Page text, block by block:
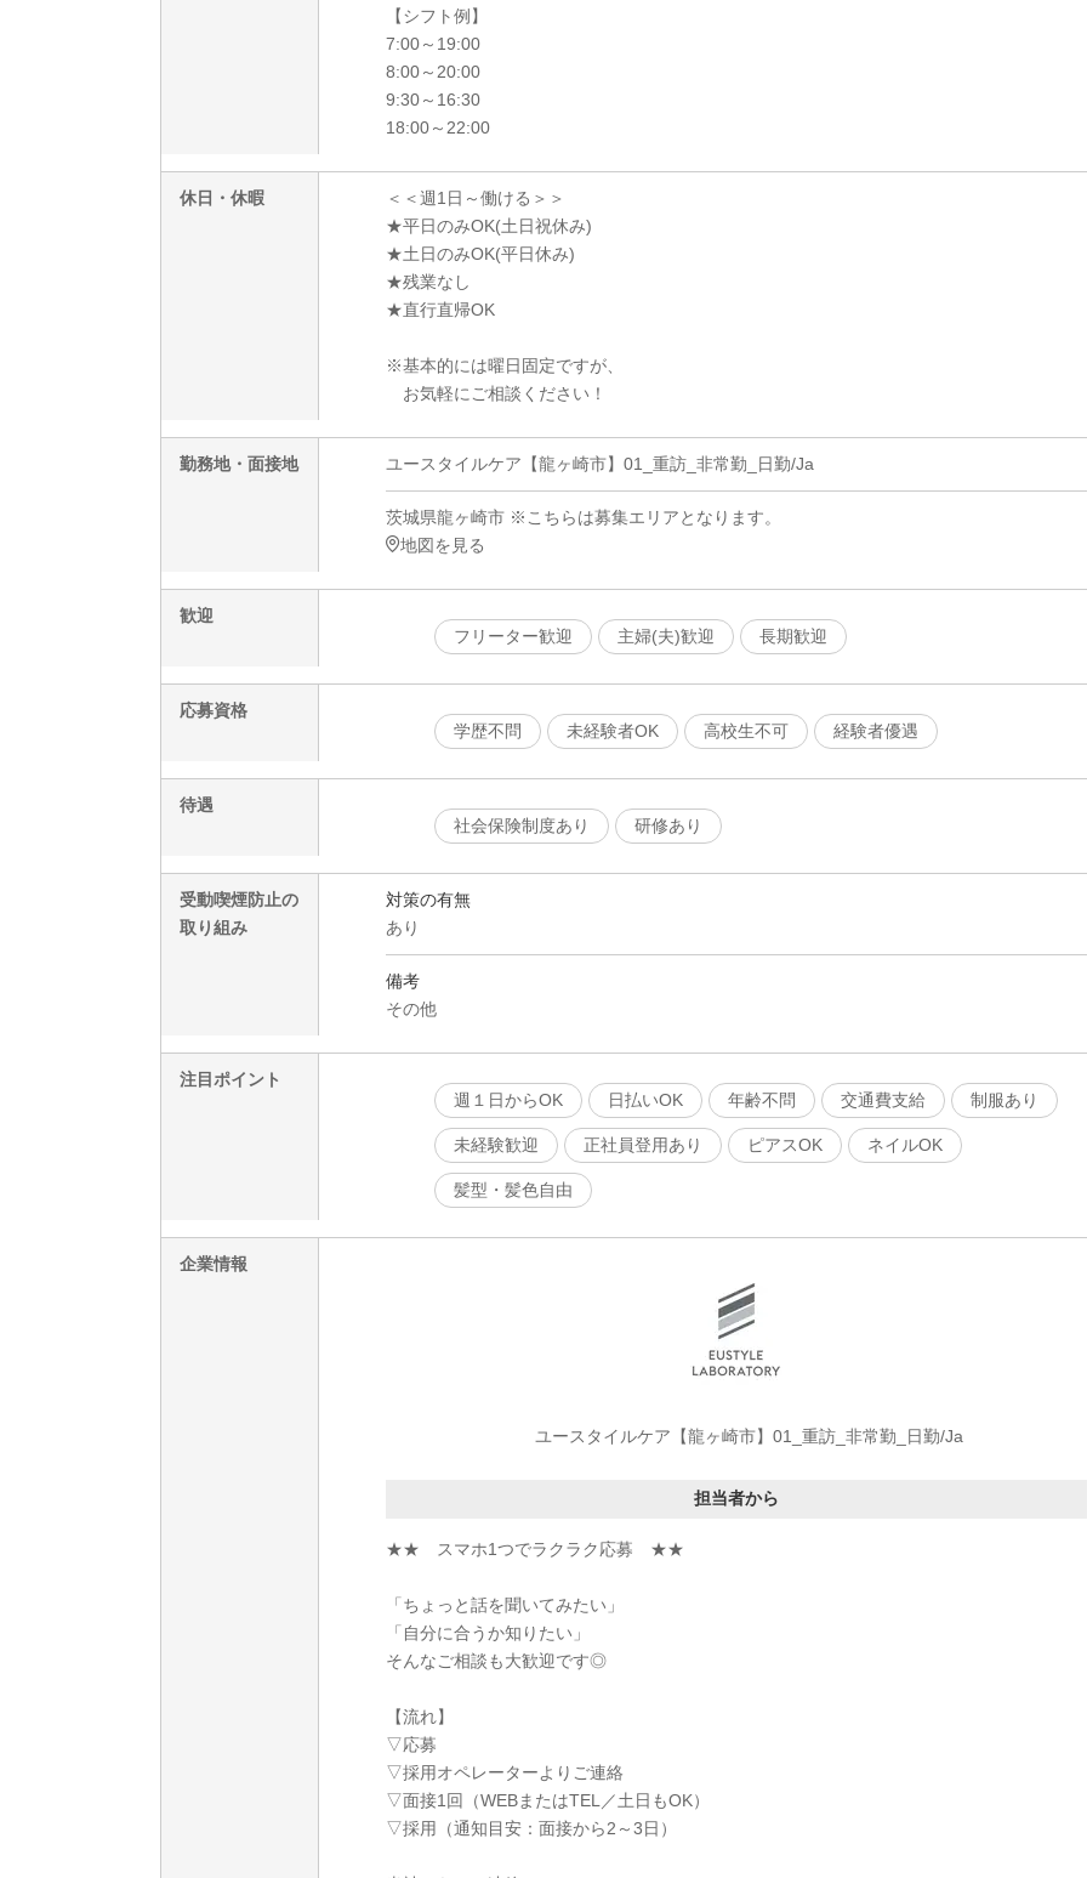
【シフト例】
7:00～19:00
8:00～20:00
9:30～16:30
18:00～22:00
休日・休暇
＜＜週1日～働ける＞＞
★平日のみOK(土日祝休み)
★土日のみOK(平日休み)
★残業なし
★直行直帰OK
※基本的には曜日固定ですが、
お気軽にご相談ください！
勤務地・面接地 ユースタイルケア【龍ヶ崎市】01_重訪_非常勤_日勤/Ja
茨城県龍ヶ崎市 ※こちらは募集エリアとなります。
地図を見る
歓迎
フリーター歓迎
主婦(夫)歓迎 長期歓迎
応募資格
学歴不問
未経験者OK 高校生不可 経験者優遇
待遇
社会保険制度あり
研修あり
受動喫煙防止の
取り組み
対策の有無
あり
備考
その他
注目ポイント
週１日からOK
日払いOK 年齢不問 交通費支給 制服あり
未経験歓迎 正社員登用あり ピアスOK ネイルOK
髪型・髪色自由
企業情報
ユースタイルケア【龍ヶ崎市】01_重訪_非常勤_日勤/Ja
担当者から
★★ スマホ1つでラクラク応募 ★★
「ちょっと話を聞いてみたい」
「自分に合うか知りたい」
そんなご相談も大歓迎です◎
【流れ】
▽応募
▽採用オペレーターよりご連絡
▽面接1回（WEBまたはTEL／土日もOK）
▽採用（通知目安：面接から2～3日）